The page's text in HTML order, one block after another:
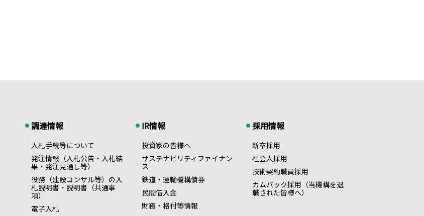
調達情報
入札手続等について
発注情報（入札公告・入札結
果・発注見通し等）
役務（建設コンサル等）の入
札説明書・説明書（共通事
項）
電子入札
IR情報
投資家の皆様へ
サステナビリティファイナン
ス
鉄道・運輸機構債券
民間借入金
財務・格付等情報
採用情報
新卒採用
社会人採用
技術契約職員採用
カムバック採用（当機構を退
職された皆様へ）